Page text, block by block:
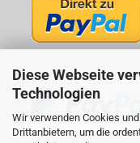
Diese Webseite
Technologien
Wir verwenden Cookies
Drittanbietern, um die